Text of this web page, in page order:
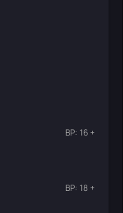
ВР: 16 +
ВР: 18 +